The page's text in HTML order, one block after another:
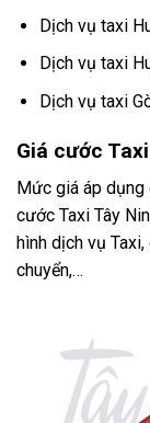
Dịch vụ taxi
Dịch vụ taxi
Dịch vụ taxi
Giá cước
Mức giá áp
cước Taxi Tây
hình dịch vụ
chuyển,…